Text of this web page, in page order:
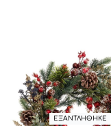
ΕΞΑΝΤΛΗΘΗΚΕ